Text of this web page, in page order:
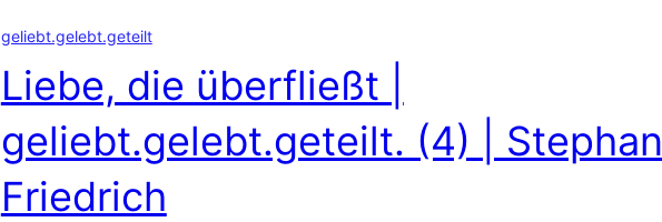
geliebt.gelebt.geteilt
Liebe, die überfließt |
geliebt.gelebt.geteilt. (4) | Stephan
Friedrich